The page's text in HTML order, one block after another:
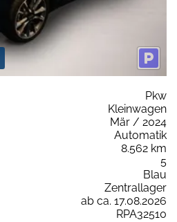
Pkw
Kleinwagen
Mär / 2024
Automatik
8.562 km
5
Blau
Zentrallager
ab ca. 17.08.2026
RPA32510